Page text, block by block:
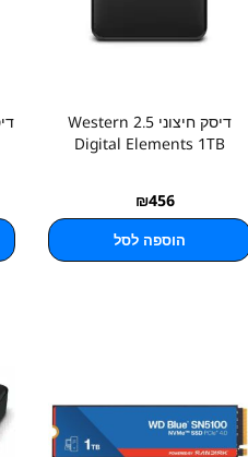
דיסק חיצוני 2.5 Western
Digital Elements 1TB
₪456
הוספה לסל